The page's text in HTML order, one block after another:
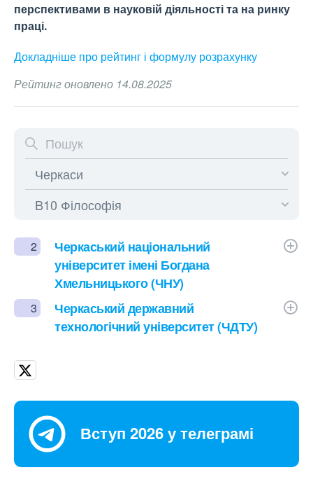
перспективами в науковій діяльності та на ринку
праці.
Докладніше про рейтинг і формулу розрахунку
Рейтинг оновлено 14.08.2025
2
Черкаський національний
університет імені Богдана
Хмельницького (ЧНУ)
3
Черкаський державний
технологічний університет (ЧДТУ)
Вступ 2026 у телеграмі